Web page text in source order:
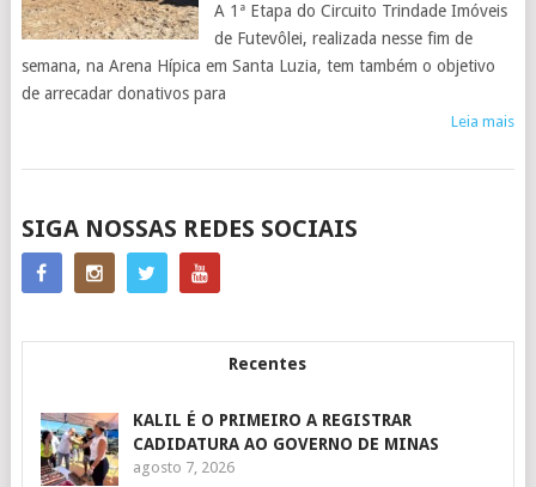
A 1ª Etapa do Circuito Trindade Imóveis
de Futevôlei, realizada nesse fim de
semana, na Arena Hípica em Santa Luzia, tem também o objetivo
de arrecadar donativos para
Leia mais
POSTS
NAVIGATION
SIGA NOSSAS REDES SOCIAIS
Recentes
KALIL É O PRIMEIRO A REGISTRAR
CADIDATURA AO GOVERNO DE MINAS
agosto 7, 2026